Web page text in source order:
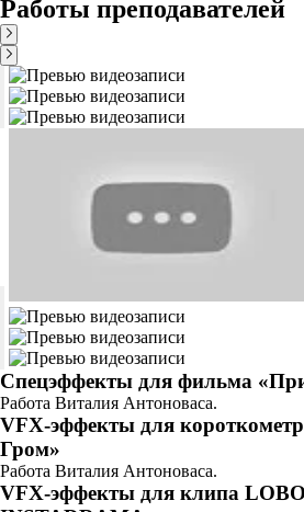
Работы преподавателей
Спецэффекты для фильма
Работа Виталия Антоноваса.
VFX-эффекты для
Гром»
Работа Виталия Антоноваса.
VFX-эффекты для клипа